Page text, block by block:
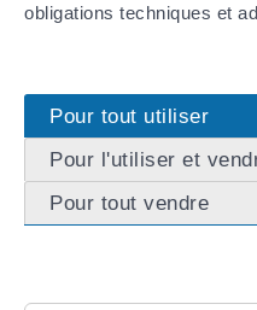
obligations techniques et
Pour tout utiliser
Pour l'utiliser et
Pour tout vendre